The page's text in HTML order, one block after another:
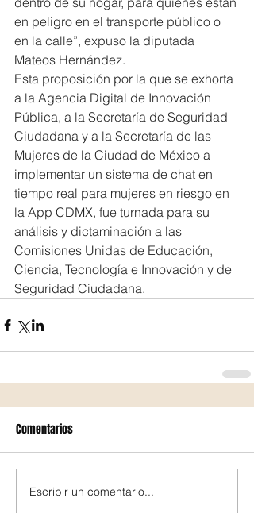
en peligro en el transporte público o
en la calle”, expuso la diputada
Mateos Hernández.
Esta proposición por la que se exhorta
a la Agencia Digital de Innovación
Pública, a la Secretaría de Seguridad
Ciudadana y a la Secretaría de las
Mujeres de la Ciudad de México a
implementar un sistema de chat en
tiempo real para mujeres en riesgo en
la App CDMX, fue turnada para su
análisis y dictaminación a las
Comisiones Unidas de Educación,
Ciencia, Tecnología e Innovación y de
Seguridad Ciudadana.
Comentarios
Escribir un comentario...